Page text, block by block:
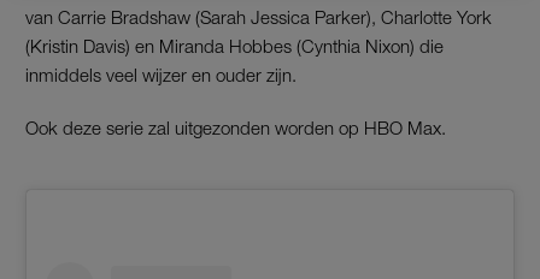
van Carrie Bradshaw (Sarah Jessica Parker), Charlotte York
(Kristin Davis) en Miranda Hobbes (Cynthia Nixon) die
inmiddels veel wijzer en ouder zijn.
Ook deze serie zal uitgezonden worden op HBO Max.